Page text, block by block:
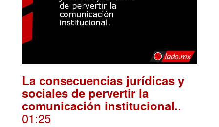
La consecuencias jurídicas y
sociales de pervertir la
comunicación institucional..
01:25